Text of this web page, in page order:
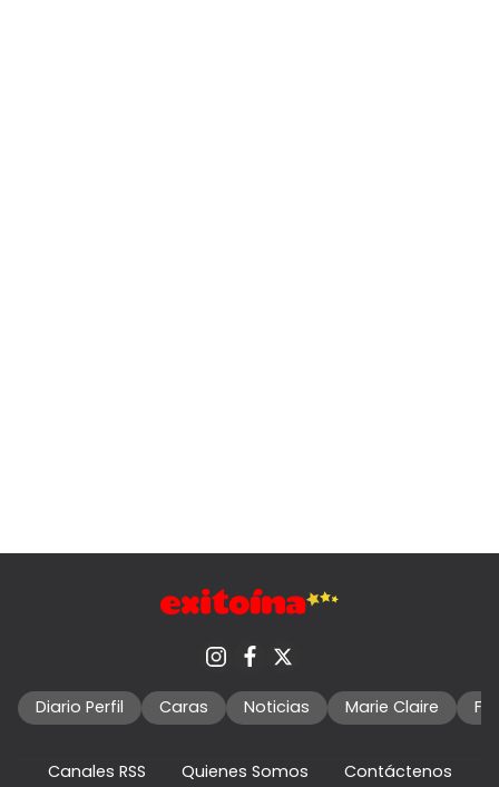
Diario Perfil Caras Noticias Marie Claire
Canales RSS Quienes Somos Contáctenos